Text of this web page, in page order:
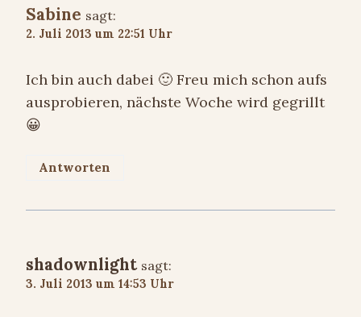
Sabine sagt:
2. Juli 2013 um 22:51 Uhr
Ich bin auch dabei 🙂 Freu mich schon aufs
ausprobieren, nächste Woche wird gegrillt
😀
Antworten
shadownlight sagt:
3. Juli 2013 um 14:53 Uhr